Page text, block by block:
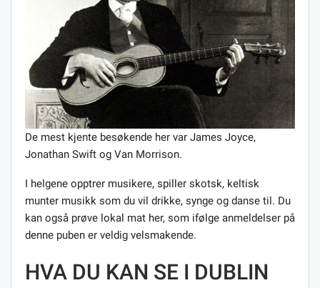
De mest kjente besøkende her var James Joyce,
Jonathan Swift og Van Morrison.
I helgene opptrer musikere, spiller skotsk, keltisk
munter musikk som du vil drikke, synge og danse til. Du
kan også prøve lokal mat her, som ifølge anmeldelser på
denne puben er veldig velsmakende.
HVA DU KAN SE I DUBLIN